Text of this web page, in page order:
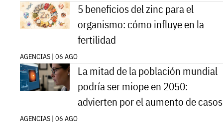
5 beneficios del zinc para el
organismo: cómo influye en la
fertilidad
AGENCIAS | 06 AGO
La mitad de la población mundial
podría ser miope en 2050:
advierten por el aumento de casos
AGENCIAS | 06 AGO